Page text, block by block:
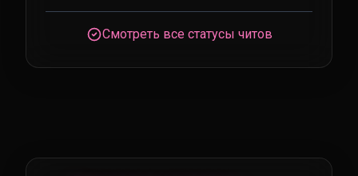
Смотреть все статусы читов